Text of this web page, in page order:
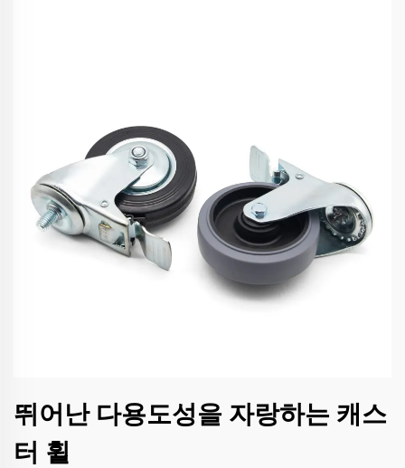
뛰어난 다용도성을 자랑하는 캐스
터 휠